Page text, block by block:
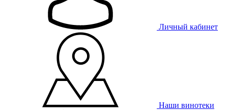
Личный кабинет
Наши винотеки